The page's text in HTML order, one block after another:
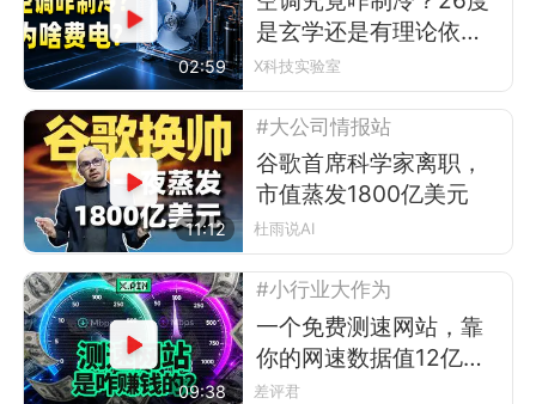
02:59
是玄学还是有理论依
据？
X科技实验室
11:12
#大公司情报站
谷歌首席科学家离职，
市值蒸发1800亿美元
杜雨说AI
09:38
#小行业大作为
一个免费测速网站，靠
你的网速数据值12亿美
元？
差评君